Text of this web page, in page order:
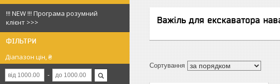
!!! NEW !!! Програма розумний
клієнт >>>
ФІЛЬТРИ
Діапазон цін, ₴
Важіль для екскаватора